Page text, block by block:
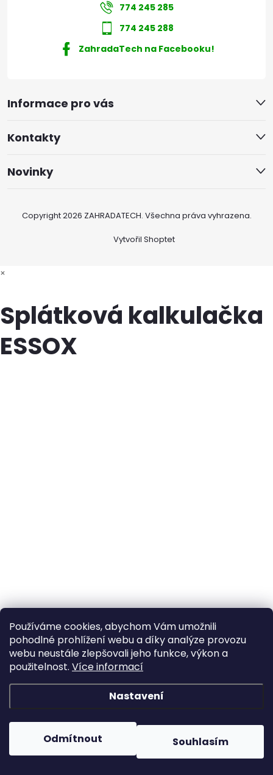
Používáme cookies, abychom Vám umožnili
pohodlné prohlížení webu a díky analýze provozu
webu neustále zlepšovali jeho funkce, výkon a
použitelnost. Více informací
Nastavení
Odmítnout Souhlasím
Informace pro vás
Kontakty
Novinky
774 245 285
774 245 288
ZahradaTech na Facebooku!
Vytvořil Shoptet
Copyright 2026 ZAHRADATECH. Všechna práva vyhrazena.
×
Splátková kalkulačka
ESSOX